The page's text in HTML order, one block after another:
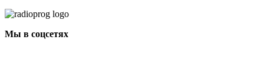
Мы в соцсетях